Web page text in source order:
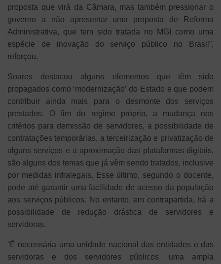
proposta que virá da Câmara, mas também pressionar o
governo a não apresentar uma proposta de Reforma
Administrativa, que tem sido tratada no MGI como uma
espécie de inovação do serviço público no Brasil”,
reforçou.
Soares destacou alguns elementos que têm sido
propagados como ‘modernização’ do Estado e que podem
contribuir ainda mais para o desmonte dos serviços
prestados. O fim do regime próprio, a mudança nos
critérios para demissão de servidores, a possibilidade de
contratações temporárias, a terceirização e privatização de
alguns serviços e a aproximação das plataformas digitais,
são alguns dos temas que já vêm sendo tratados, inclusive
por medidas infralegais. Esse último, segundo o docente,
pode até garantir uma facilidade de acesso da população
aos serviços públicos. No entanto, em contrapartida, há a
possibilidade de redução drástica de servidores e
servidoras.
“É necessária uma unidade nacional das entidades e das
servidoras e dos servidores públicos, uma ampla